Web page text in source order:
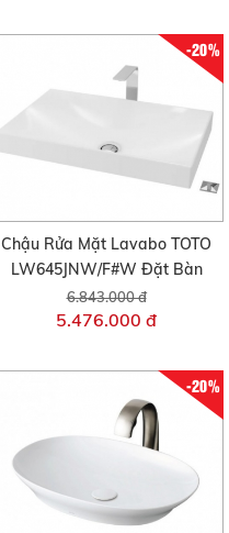
-20%
Chậu Rửa Mặt Lavabo TOTO
LW645JNW/F#W Đặt Bàn
6.843.000 đ
5.476.000 đ
-20%